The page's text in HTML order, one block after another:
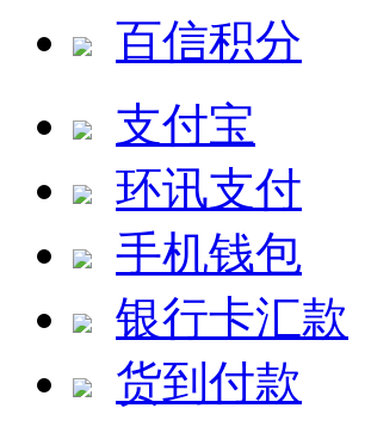
百信积分
支付宝
环讯支付
手机钱包
银行卡汇款
货到付款